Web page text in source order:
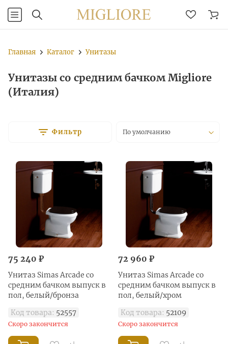
Главная Каталог Унитазы
Унитазы со средним бачком Migliore
(Италия)
Фильтр По умолчанию
75 240 ₽
Унитаз Simas Arcade со
средним бачком выпуск в
пол, белый/бронза
Код товара: 52557
Скоро закончится
72 960 ₽
Унитаз Simas Arcade со
средним бачком выпуск в
пол, белый/хром
Код товара: 52109
Скоро закончится